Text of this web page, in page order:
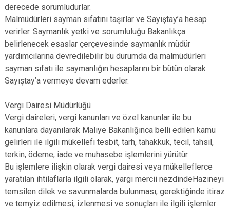
derecede sorumludurlar.
Malmüdürleri sayman sıfatını taşırlar ve Sayıştay’a hesap
verirler. Saymanlık yetki ve sorumluluğu Bakanlıkça
belirlenecek esaslar çerçevesinde saymanlık müdür
yardımcılarına devredilebilir bu durumda da malmüdürleri
sayman sıfatı ile saymanlığın hesaplarını bir bütün olarak
Sayıştay’a vermeye devam ederler.
Vergi Dairesi Müdürlüğü
Vergi daireleri, vergi kanunları ve özel kanunlar ile bu
kanunlara dayanılarak Maliye Bakanlığınca belli edilen kamu
gelirleri ile ilgili mükellefi tesbit, tarh, tahakkuk, tecil, tahsil,
terkin, ödeme, iade ve muhasebe işlemlerini yürütür.
Bu işlemlere ilişkin olarak vergi dairesi veya mükelleflerce
yaratılan ihtilaflarla ilgili olarak, yargı mercii nezdindeHazineyi
temsilen dilek ve savunmalarda bulunması, gerektiğinde itiraz
ve temyiz edilmesi, izlenmesi ve sonuçları ile ilgili işlemler